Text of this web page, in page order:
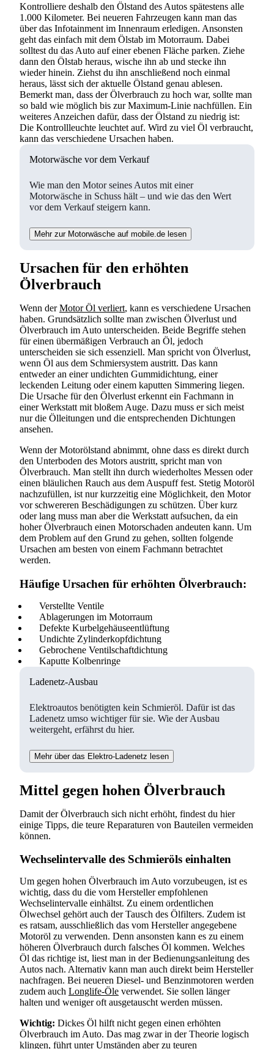
Kontrolliere deshalb den Ölstand des Autos spätestens alle
1.000 Kilometer. Bei neueren Fahrzeugen kann man das
über das Infotainment im Innenraum erledigen. Ansonsten
geht das einfach mit dem Ölstab im Motorraum. Dabei
solltest du das Auto auf einer ebenen Fläche parken. Ziehe
dann den Ölstab heraus, wische ihn ab und stecke ihn
wieder hinein. Ziehst du ihn anschließend noch einmal
heraus, lässt sich der aktuelle Ölstand genau ablesen.
Bemerkt man, dass der Ölverbrauch zu hoch war, sollte man
so bald wie möglich bis zur Maximum-Linie nachfüllen. Ein
weiteres Anzeichen dafür, dass der Ölstand zu niedrig ist:
Die Kontrollleuchte leuchtet auf. Wird zu viel Öl verbraucht,
kann das verschiedene Ursachen haben.
Motorwäsche vor dem Verkauf
Wie man den Motor seines Autos mit einer
Motorwäsche in Schuss hält – und wie das den Wert
vor dem Verkauf steigern kann.
Mehr zur Motorwäsche auf mobile.de lesen
Ursachen für den erhöhten
Ölverbrauch
Wenn derMotor Öl verliert, kann es verschiedene Ursachen
haben. Grundsätzlich sollte man zwischen Ölverlust und
Ölverbrauch im Auto unterscheiden. Beide Begriffe stehen
für einen übermäßigen Verbrauch an Öl, jedoch
unterscheiden sie sich essenziell. Man spricht von Ölverlust,
wenn Öl aus dem Schmiersystem austritt. Das kann
entweder an einer undichten Gummidichtung, einer
leckenden Leitung oder einem kaputten Simmering liegen.
Die Ursache für den Ölverlust erkennt ein Fachmann in
einer Werkstatt mit bloßem Auge. Dazu muss er sich meist
nur die Ölleitungen und die entsprechenden Dichtungen
ansehen.
Wenn der Motorölstand abnimmt, ohne dass es direkt durch
den Unterboden des Motors austritt, spricht man von
Ölverbrauch. Man stellt ihn durch wiederholtes Messen oder
einen bläulichen Rauch aus dem Auspuff fest. Stetig Motoröl
nachzufüllen, ist nur kurzzeitig eine Möglichkeit, den Motor
vor schwereren Beschädigungen zu schützen. Über kurz
oder lang muss man aber die Werkstatt aufsuchen, da ein
hoher Ölverbrauch einen Motorschaden andeuten kann. Um
dem Problem auf den Grund zu gehen, sollten folgende
Ursachen am besten von einem Fachmann betrachtet
werden.
Häufige Ursachen für erhöhten Ölverbrauch:
Verstellte Ventile
Ablagerungen im Motorraum
Defekte Kurbelgehäuseentlüftung
Undichte Zylinderkopfdichtung
Gebrochene Ventilschaftdichtung
Kaputte Kolbenringe
Ladenetz-Ausbau
Elektroautos benötigten kein Schmieröl. Dafür ist das
Ladenetz umso wichtiger für sie. Wie der Ausbau
weitergeht, erfährst du hier.
Mehr über das Elektro-Ladenetz lesen
Mittel gegen hohen Ölverbrauch
Damit der Ölverbrauch sich nicht erhöht, findest du hier
einige Tipps, die teure Reparaturen von Bauteilen vermeiden
können.
Wechselintervalle des Schmieröls einhalten
Um gegen hohen Ölverbrauch im Auto vorzubeugen, ist es
wichtig, dass du die vom Hersteller empfohlenen
Wechselintervalle einhältst. Zu einem ordentlichen
Ölwechsel gehört auch der Tausch des Ölfilters. Zudem ist
es ratsam, ausschließlich das vom Hersteller angegebene
Motoröl zu verwenden. Denn ansonsten kann es zu einem
höheren Ölverbrauch durch falsches Öl kommen. Welches
Öl das richtige ist, liest man in der Bedienungsanleitung des
Autos nach. Alternativ kann man auch direkt beim Hersteller
nachfragen. Bei neueren Diesel- und Benzinmotoren werden
zudem auch Longlife-Öle verwendet. Sie sollen länger
halten und weniger oft ausgetauscht werden müssen.
Wichtig: Dickes Öl hilft nicht gegen einen erhöhten
Ölverbrauch im Auto. Das mag zwar in der Theorie logisch
klingen, führt unter Umständen aber zu teuren